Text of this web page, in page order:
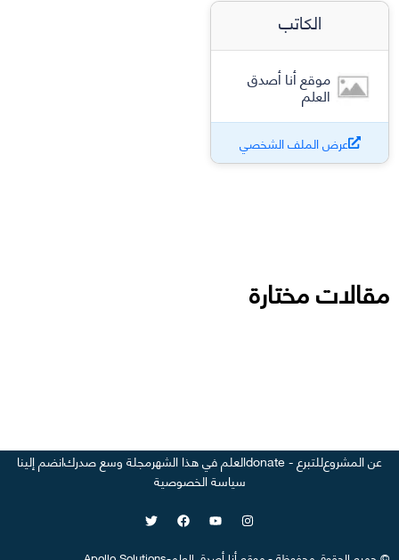
الكاتب
موقع أنا أصدق
العلم
عرض الملف الشخصي
مقالات مختارة
عن المشروعللتبرع - donate العلم في هذا الشهرمجلة وسع صدركانضم إلينا
سياسة الخصوصية